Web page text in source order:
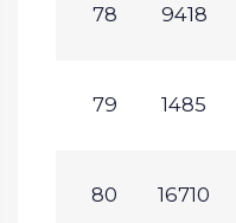
78 9418
79 1485
80 16710